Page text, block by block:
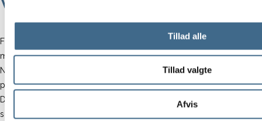
Tillad alle
Tillad valgte
Afvis
Feminin nederdel fra Augusta-serien, fremstillet i økologisk bomuld
med en minimalistisk, grafisk broderie anglaise.
Nederdelen har charmerende flæser, en blød elastisk talje og
praktiske lommer.
Denne feminine nederdel er smuk sammen med en simpel top om
sommeren og er cool sammen med en klassisk sweater eller